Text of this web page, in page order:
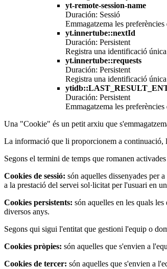
yt-remote-session-name
Duración: Sessió
Emmagatzema les
yt.innertube::nextId
Duración: Persistent
Registra una identificació
yt.innertube::requests
Duración: Persistent
Registra una identificació
Duración: Persistent
Emmagatzema les
Una "Cookie" és un petit arxiu que
La informació que li proporcionem a continuació,
Segons el termini de temps que romanen
Cookies de sessió: són aquelles dissenyades per
a la prestació del servei sol·licitat per l'usuari en
Cookies persistents: són aquelles en les quals
diversos anys.
Segons qui sigui l'entitat que gestioni l'equip o
Cookies pròpies: són aquelles que s'envien a
Cookies de tercer: són aquelles que s'envien a